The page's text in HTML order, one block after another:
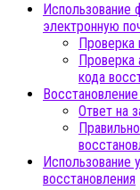
Использование
электронную
Проверка
Проверка
кода
Ответ на
Использование
восстановления